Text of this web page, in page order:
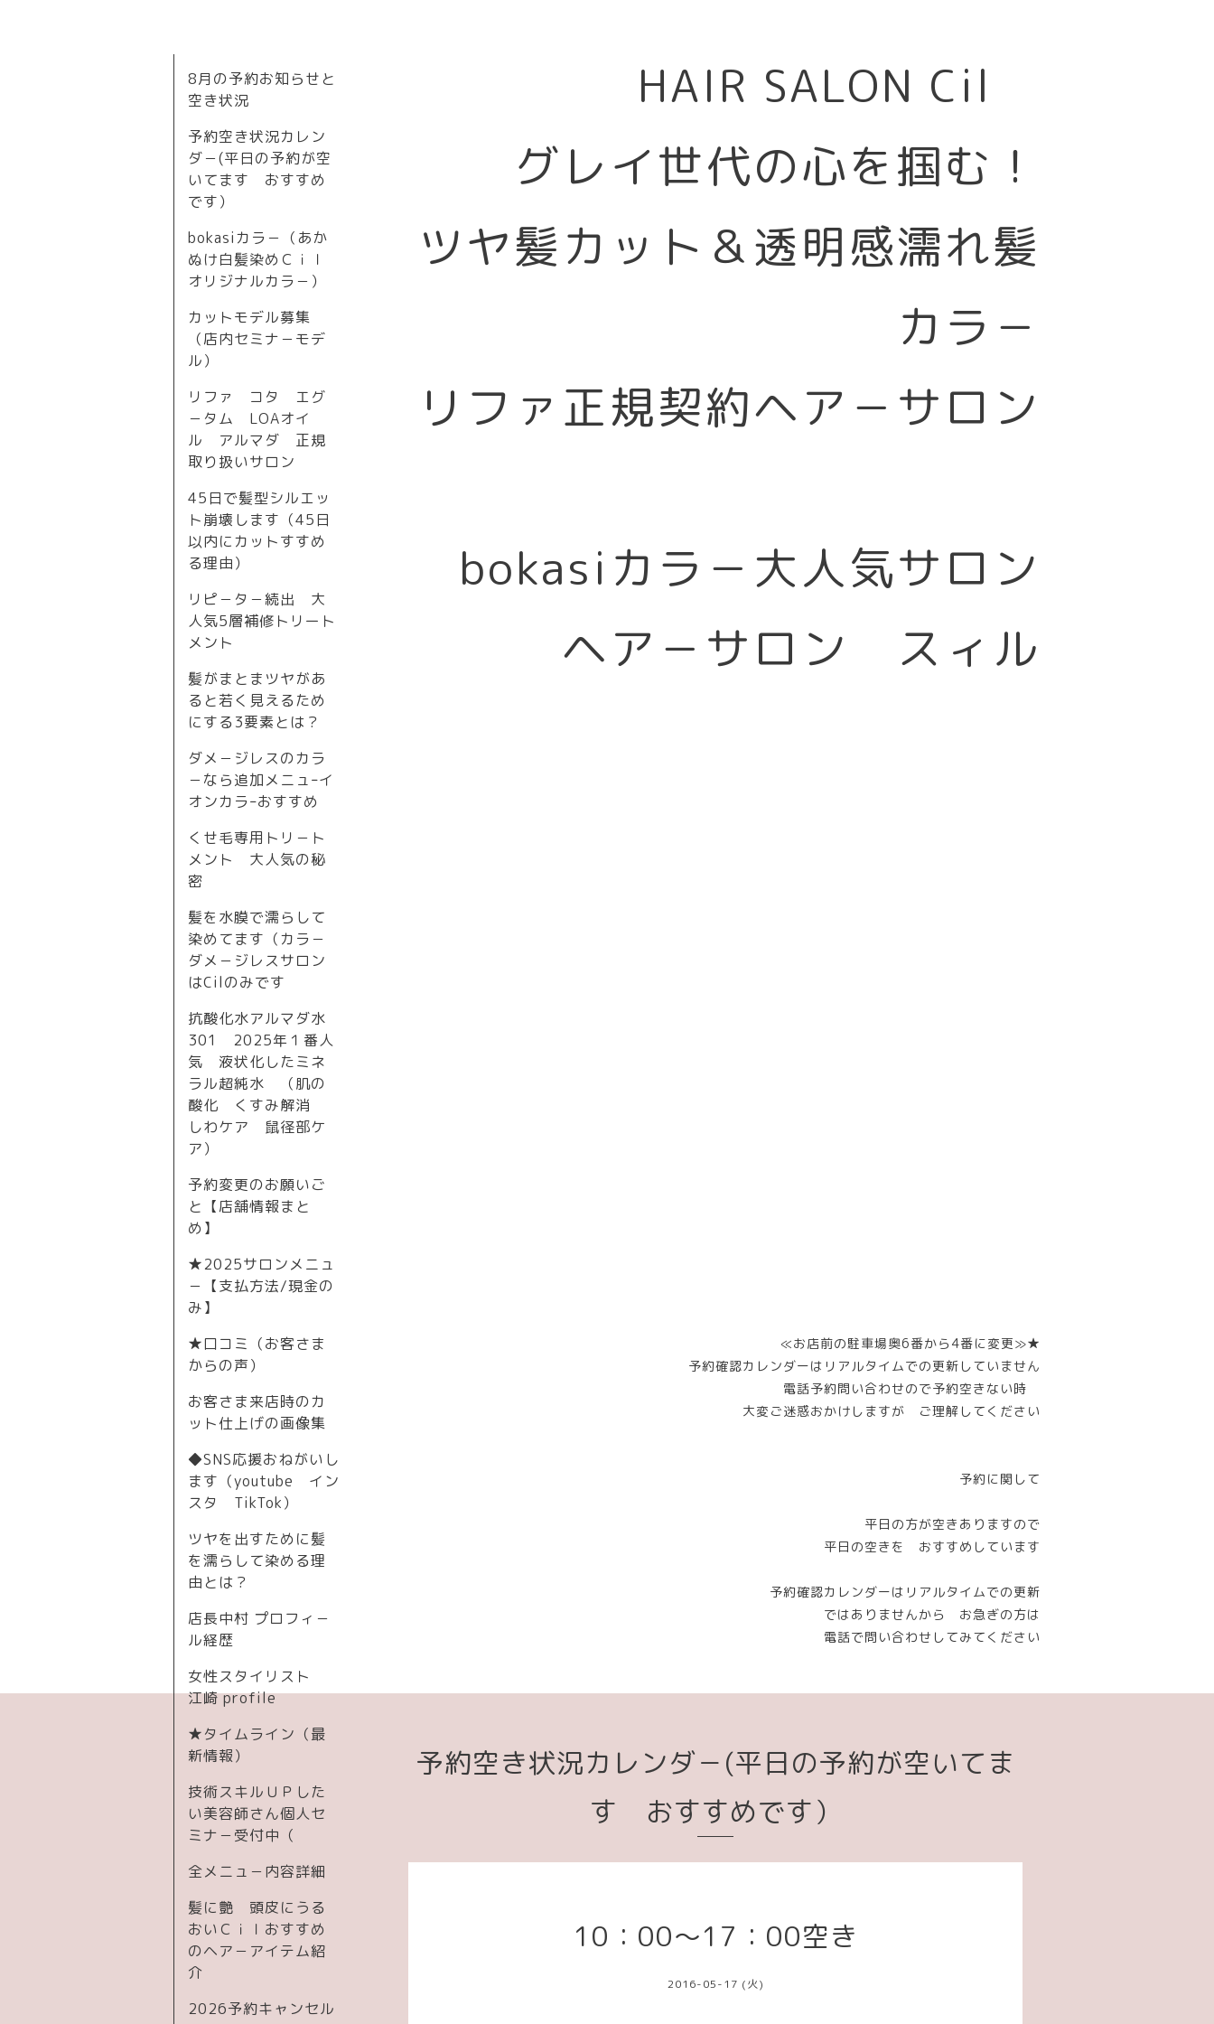
HAIR SALON Cil
グレイ世代の心を掴む！
ツヤ髪カット＆透明感濡れ髪
カラ－
リファ正規契約ヘア－サロン
bokasiカラ－大人気サロン
ヘア－サロン スィル
≪お店前の駐車場奥6番から4番に変更≫★
予約確認カレンダーはリアルタイムでの更新していません
電話予約問い合わせので予約空きない時
大変ご迷惑おかけしますが ご理解してください
予約に関して
平日の方が空きありますので
平日の空きを おすすめしています
予約確認カレンダーはリアルタイムでの更新
ではありませんから お急ぎの方は
電話で問い合わせしてみてください
8月の予約お知らせと
空き状況
予約空き状況カレン
ダ－(平日の予約が空
いてます おすすめ
です）
bokasiカラ－（あか
ぬけ白髪染めＣｉｌ
オリジナルカラ－）
カットモデル募集
（店内セミナ－モデ
ル）
リファ コタ エグ
－タム LOAオイ
ル アルマダ 正規
取り扱いサロン
45日で髪型シルエッ
ト崩壊します（45日
以内にカットすすめ
る理由）
リピ－タ－続出 大
人気5層補修トリート
メント
髪がまとまツヤがあ
ると若く見えるため
にする3要素とは？
ダメ－ジレスのカラ
－なら追加メニュｰイ
オンカラｰおすすめ
くせ毛専用トリ－ト
メント 大人気の秘
密
髪を水膜で濡らして
染めてます（カラ－
ダメ－ジレスサロン
はCilのみです
抗酸化水アルマダ水
301 2025年１番人
気 液状化したミネ
ラル超純水 （肌の
酸化 くすみ解消
しわケア 鼠径部ケ
ア）
予約変更のお願いご
と【店舗情報まと
め】
★2025サロンメニュ
－【支払方法/現金の
み】
★口コミ（お客さま
からの声）
お客さま来店時のカ
ット仕上げの画像集
◆SNS応援おねがいし
ます（youtube イン
スタ TikTok）
ツヤを出すために髪
を濡らして染める理
由とは？
店長中村 プロフィ－
ル経歴
女性スタイリスト
江崎 profile
★タイムライン（最
新情報）
技術スキルＵＰした
い美容師さん個人セ
ミナ－受付中（
全メニュ－内容詳細
髪に艶 頭皮にうる
おいＣｉｌおすすめ
のヘア－アイテム紹
介
2026予約キャンセル
予約空き状況カレンダ－(平日の予約が空いてま
す おすすめです）
10：00～17：00空き
2016-05-17 (火)